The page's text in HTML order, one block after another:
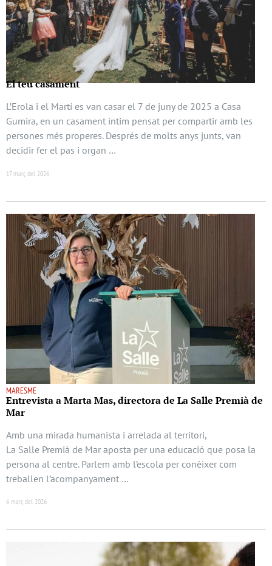
El teu casament
L’Erola i el Martí es van casar el 7 de juny de 2025 a Casa
Gumira, en un casament íntim pensat per compartir amb les
persones més properes. Després de molts anys junts, van
decidir fer el pas i organ …
17 març del 2026
MARESME
Entrevista a Marta Mas, directora de La Salle Premià de
Mar
Amb una mirada humanista i arrelada al territori,
La Salle Premià de Mar aposta per una educació que posa la
persona al centre. Parlem amb l’escola per conèixer com
treballen l’acompanyament …
6 març del 2026